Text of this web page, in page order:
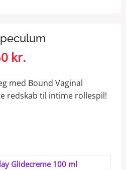
kr..
kr.
aktuelle
pris
er:
124,50 kr..
med Bound Vaginal
redskab til intime rollespil!
Glidecreme 100 ml